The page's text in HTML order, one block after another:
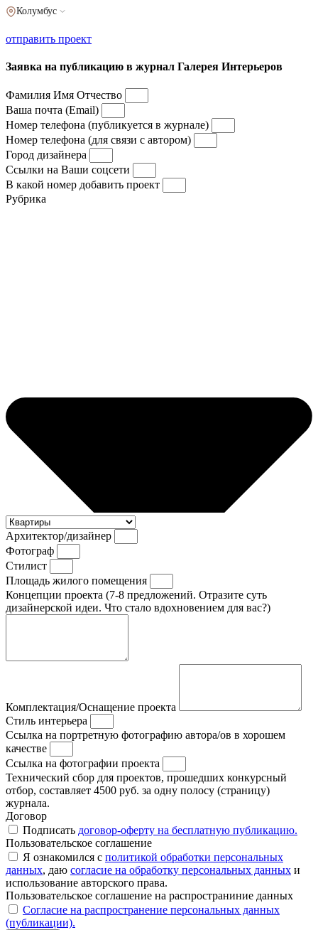
Колумбус
отправить проект
Заявка на публикацию в журнал Галерея Интерьеров
Фамилия Имя Отчество
Ваша почта (Email)
Номер телефона (публикуется в журнале)
Номер телефона (для связи с автором)
Город дизайнера
Ссылки на Ваши соцсети
В какой номер добавить проект
Рубрика
Архитектор/дизайнер
Фотограф
Стилист
Площадь жилого помещения
Концепции проекта (7-8 предложений. Отразите суть
дизайнерской идеи. Что стало вдохновением для вас?)
Комплектация/Оснащение проекта
Стиль интерьера
Ссылка на портретную фотографию автора/ов в хорошем
качестве
Ссылка на фотографии проекта
Технический сбор для проектов, прошедших конкурсный
отбор, составляет 4500 руб. за одну полосу (страницу)
журнала.
Договор
Подписать договор-оферту на бесплатную публикацию.
Пользовательское соглашение
Я ознакомился с политикой обработки персональных
данных, даю согласие на обработку персональных данных и
использование авторского права.
Пользовательское соглашение на распространиние данных
Согласие на распространение персональных данных
(публикации).